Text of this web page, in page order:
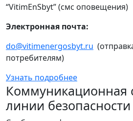
“VitimEnSbyt” (смс оповещения)
Электронная почта:
do@vitimenergosbyt.ru
потребителям)
Узнать подробнее
Коммуникационная
линии безопасности